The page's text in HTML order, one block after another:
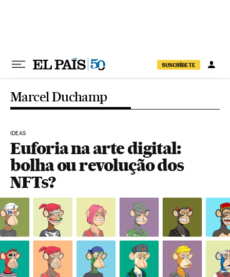
SUSCRÍBETE
Marcel Duchamp
IDEAS
Euforia na arte digital:
bolha ou revolução dos
NFTs?